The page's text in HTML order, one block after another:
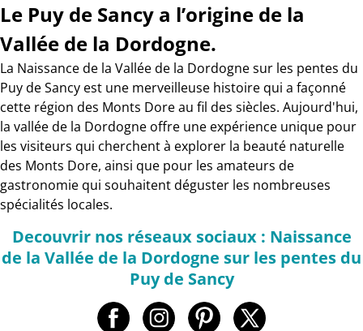
Le Puy de Sancy a l’origine de la
Vallée de la Dordogne.
La Naissance de la Vallée de la Dordogne sur les pentes du
Puy de Sancy est une merveilleuse histoire qui a façonné
cette région des Monts Dore au fil des siècles. Aujourd'hui,
la vallée de la Dordogne offre une expérience unique pour
les visiteurs qui cherchent à explorer la beauté naturelle
des Monts Dore, ainsi que pour les amateurs de
gastronomie qui souhaitent déguster les nombreuses
spécialités locales.
Decouvrir nos réseaux sociaux : Naissance
de la Vallée de la Dordogne sur les pentes du
Puy de Sancy